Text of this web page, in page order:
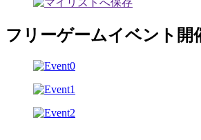
フリーゲームイベント開